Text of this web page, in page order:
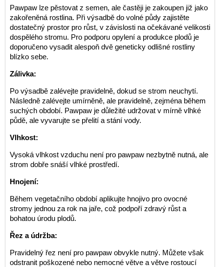
Pawpaw lze pěstovat z semen, ale častěji je zakoupen již jako
zakořeněná rostlina. Při výsadbě do volné půdy zajistěte
dostatečný prostor pro růst, v závislosti na očekávané velikosti
dospělého stromu. Pro podporu opylení a produkce plodů je
doporučeno vysadit alespoň dvě geneticky odlišné rostliny
blízko sebe.
Zálivka:
Po výsadbě zalévejte pravidelně, dokud se strom neuchytí.
Následně zalévejte umírněně, ale pravidelně, zejména během
suchých období. Pawpaw je důležité udržovat v mírně vlhké
půdě, ale vyvarujte se přelití a stání vody.
Vlhkost:
Vysoká vlhkost vzduchu není pro pawpaw nezbytně nutná, ale
strom dobře snáší vlhké prostředí.
Hnojení:
Během vegetačního období aplikujte hnojivo pro ovocné
stromy jednou za rok na jaře, což podpoří zdravý růst a
bohatou úrodu plodů.
Řez a údržba:
Pravidelný řez není pro pawpaw obvykle nutný. Můžete však
odstranit poškozené nebo nemocné větve a větve rostoucí